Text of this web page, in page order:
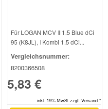
Für LOGAN MCV II 1.5 Blue dCi
95 (K8JL), I Kombi 1.5 dCi...
Vergleichsnummer:
8200366508
5,83 €
inkl. 19% MwSt.zzgl. Versand *